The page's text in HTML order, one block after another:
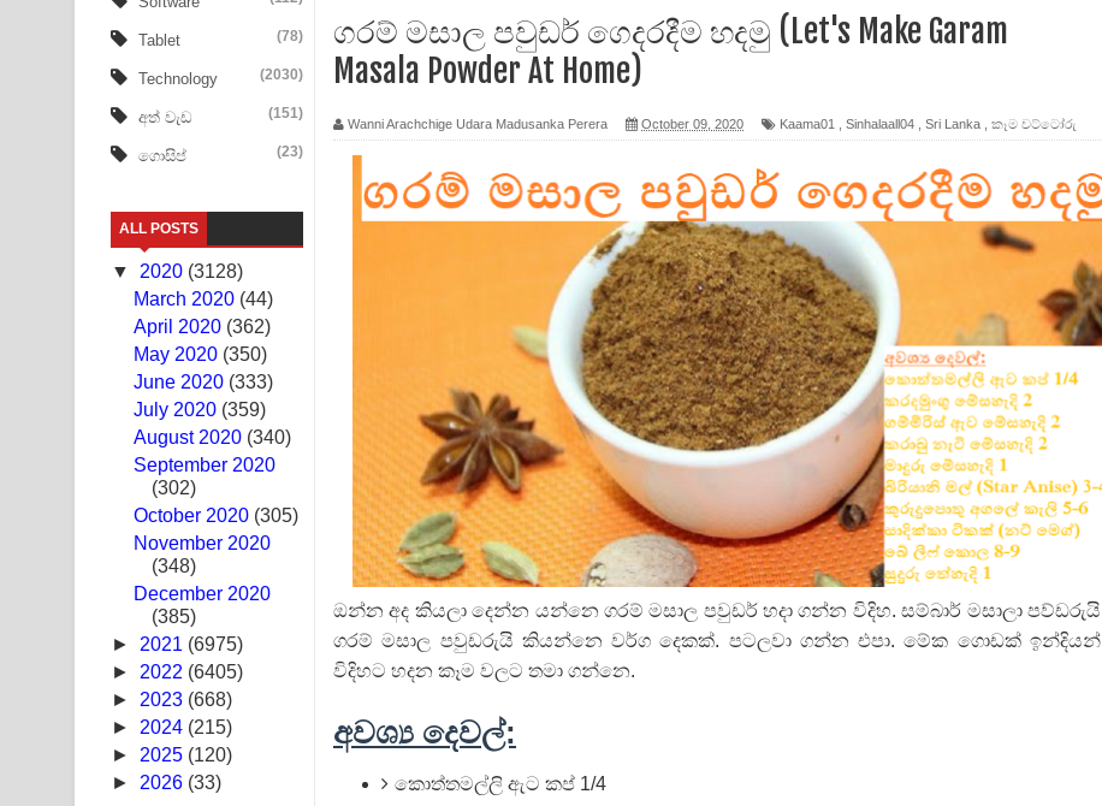
FEVER DREAM Lyrics - Alex Warren
BTS : Hooligan Lyrics
Apa Hamuwee Song Lyrics - අප හමුවී ගීතයේ පද පෙළ
PATHINIYE Song Lyrics - පතිනියනේ ගීතයේ පද පෙළ
Sorry Sir Song Lyrics - සොරි සර් ගීතයේ පද පෙළ
Mathaka Aluthin Liyanna Song Lyrics - මතක අලුතින් ලියන්න ගීතයේ පද පෙළ
Sandak Awith Song Lyrics - සඳක් ඇවිත් ගීතයේ පද පෙළ
Swetha Sande Song Lyrics - ශ්වේත සඳේ ගීතයේ පද පෙළ
Ma Igili Giya Lyrics - මා ඉගිලී ගියා ගීතයේ පද පෙළ
Ras Balan Song Lyrics - රැස් බලන් ගීතයේ පද පෙළ
Hoda sihiyen Song Lyrics - හොද සිහියෙන් ගීතයේ පද පෙළ
Awanken Song Lyrics - අවංකෙන් ගීතයේ පද පෙළ
Pa Sina Song Lyrics - පෑ සිනා ගීතයේ පද පෙළ
Pemwanthiye Song Lyrics - පෙම්වන්තියේ ගීතයේ පද පෙළ
Manobhawa Song Lyrics - මනෝභව ගීතයේ පද පෙළ
Akahe Indala Song Lyrics - ආකාහේ ඉඳලා ගීතයේ පද පෙළ
Tablet (78)
Technology (2030)
අත් වැඩ (151)
ගොසිප් (23)
ALL POSTS
▼ 2020 (3128)
March 2020 (44)
April 2020 (362)
May 2020 (350)
June 2020 (333)
July 2020 (359)
August 2020 (340)
September 2020
(302)
October 2020 (305)
November 2020
(348)
December 2020
(385)
► 2021 (6975)
► 2022 (6405)
► 2023 (668)
► 2024 (215)
► 2025 (120)
► 2026 (33)
ගරම් මසාල පවුඩර් ගෙදරදීම හදමු (Let's Make Garam
Masala Powder At Home)
Wanni Arachchige Udara Madusanka Perera October 09, 2020 Kaama01 Sinhalaall04 Sri Lanka කෑම වට්ටෝරු
ඔන්න අද කියලා දෙන්න යන්නෙ ගරම් මසාල පවුඩර් හදා ගන්න විදිහ. සම්බාර් මසාලා පව්ඩරුයි
ගරම් මසාල පවුඩරුයි කියන්නෙ වර්ග දෙකක්. පටලවා ගන්න එපා. මේක ගොඩක් ඉන්දියන්
විදිහට හදන කෑම වලට තමා ගන්නෙ.
අවශ්‍ය දෙවල්:
කොත්තමල්ලි ඇට කප් 1/4